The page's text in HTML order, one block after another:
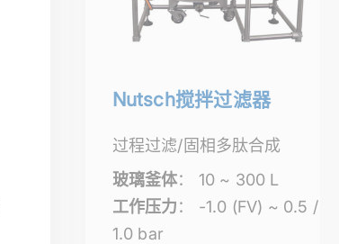
Nutsch搅拌过滤器
过程过滤/固相多肽合成
玻璃釜体： 10 ~ 300 L
工作压力： -1.0 (FV) ~ 0.5 /
1.0 bar